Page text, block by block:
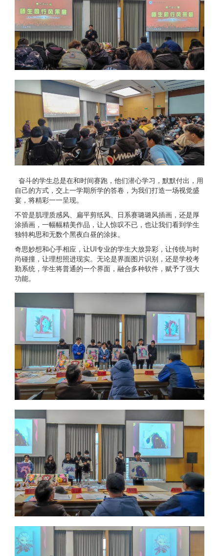
奋斗的学生总是在和时间赛跑，他们潜心学习，默默付出，用
自己的方式，交上一学期所学的答卷，为我们打造一场视觉盛
宴，将精彩一一呈现。
不管是肌理质感风、扁平剪纸风、日系赛璐璐风插画，还是厚
涂插画，一幅幅精美作品，让人惊叹不已，也让我们看到学生
独特构思和无数个黑夜白昼的涂抹。
奇思妙想和心手相应，让UI专业的学生大放异彩，让传统与时
尚碰撞，让理想照进现实。无论是界面图片识别，还是学校考
勤系统，学生将普通的一个界面，融合多种软件，赋予了强大
功能。